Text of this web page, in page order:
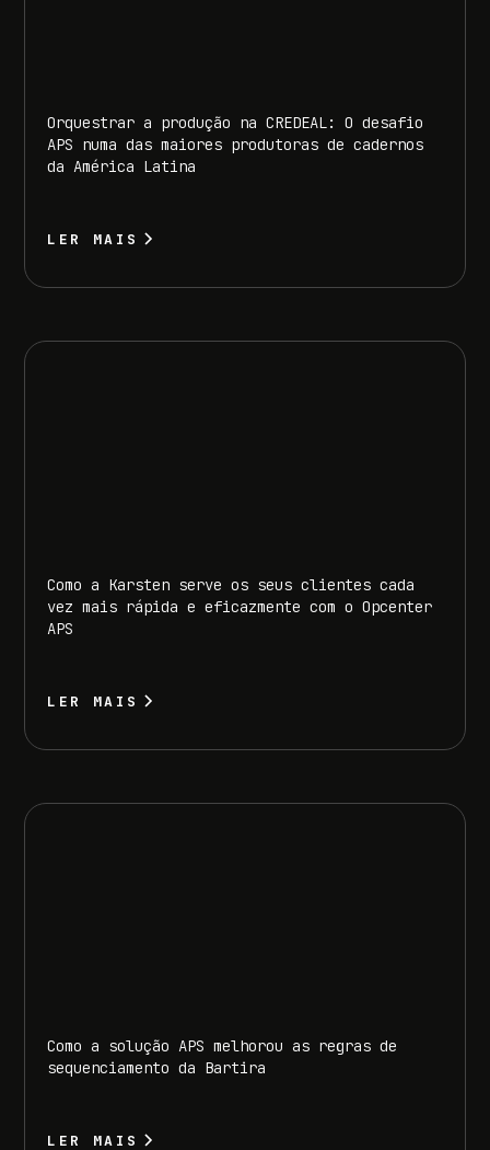
Orquestrar a produção na CREDEAL: O desafio
APS numa das maiores produtoras de cadernos
da América Latina
LER MAIS
Como a Karsten serve os seus clientes cada
vez mais rápida e eficazmente com o Opcenter
APS
LER MAIS
Como a solução APS melhorou as regras de
sequenciamento da Bartira
LER MAIS